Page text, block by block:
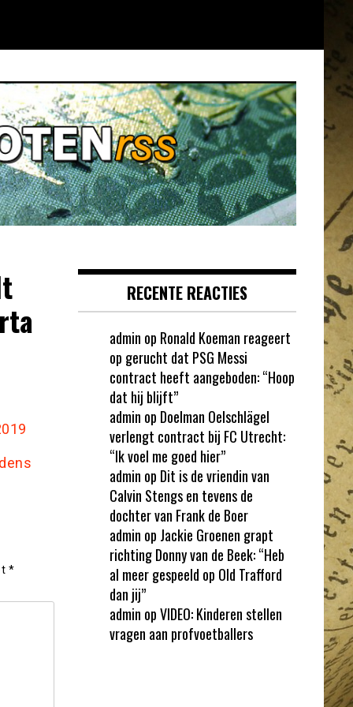
*
RECENTE REACTIES
admin op Ronald Koeman reageert
op gerucht dat PSG Messi
contract heeft aangeboden: “Hoop
dat hij blijft”
admin op Doelman Oelschlägel
verlengt contract bij FC Utrecht:
“Ik voel me goed hier”
admin op Dit is de vriendin van
Calvin Stengs en tevens de
dochter van Frank de Boer
admin op Jackie Groenen grapt
richting Donny van de Beek: “Heb
al meer gespeeld op Old Trafford
dan jij”
admin opVIDEO: Kinderen stellen
vragen aan profvoetballers